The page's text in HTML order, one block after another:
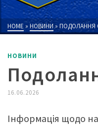
HOME » НОВИНИ» ПОДОЛАННЯ
НОВИНИ
16.06.2026
Інформація щодо